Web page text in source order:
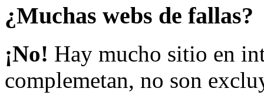
¿Muchas webs de fallas?
¡No! Hay mucho sitio en
complemetan, no son